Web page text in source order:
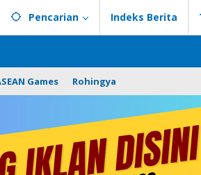
Pencarian Indeks Berita
Games Rohingya